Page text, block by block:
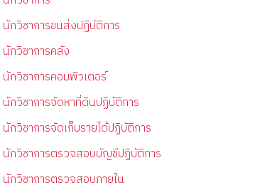
นักวิชาการขนส่งปฏิบัติการ
นักวิชาการคลัง
นักวิชาการคอมพิวเตอร์
นักวิชาการจัดหาที่ดินปฏิบัติการ
นักวิชาการจัดเก็บรายได้ปฏิบัติการ
นักวิชาการตรวจสอบบัญชีปฏิบัติการ
นักวิชาการตรวจสอบภายใน